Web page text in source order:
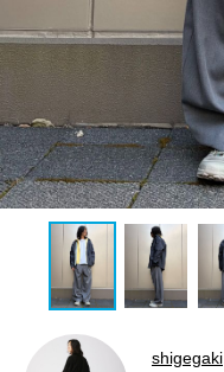
shigegaki